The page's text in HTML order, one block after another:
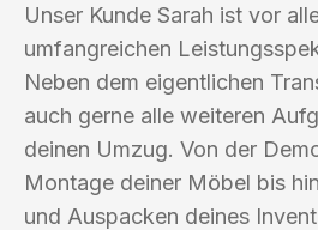
Unser Kunde Sarah ist vor
umfangreichen
Neben dem eigentlichen
auch gerne alle weiteren
deinen Umzug. Von der
Montage deiner Möbel bis
und Auspacken deines